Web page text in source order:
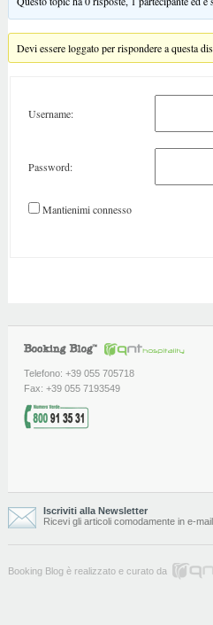
Devi essere loggato per rispondere a questa
Username:
Password:
Mantienimi connesso
Telefono: +39 055 705718
Fax: +39 055 7193549
Iscriviti alla Newsletter
Ricevi gli articoli comodamente in e-mail
Booking Blog è realizzato e curato da